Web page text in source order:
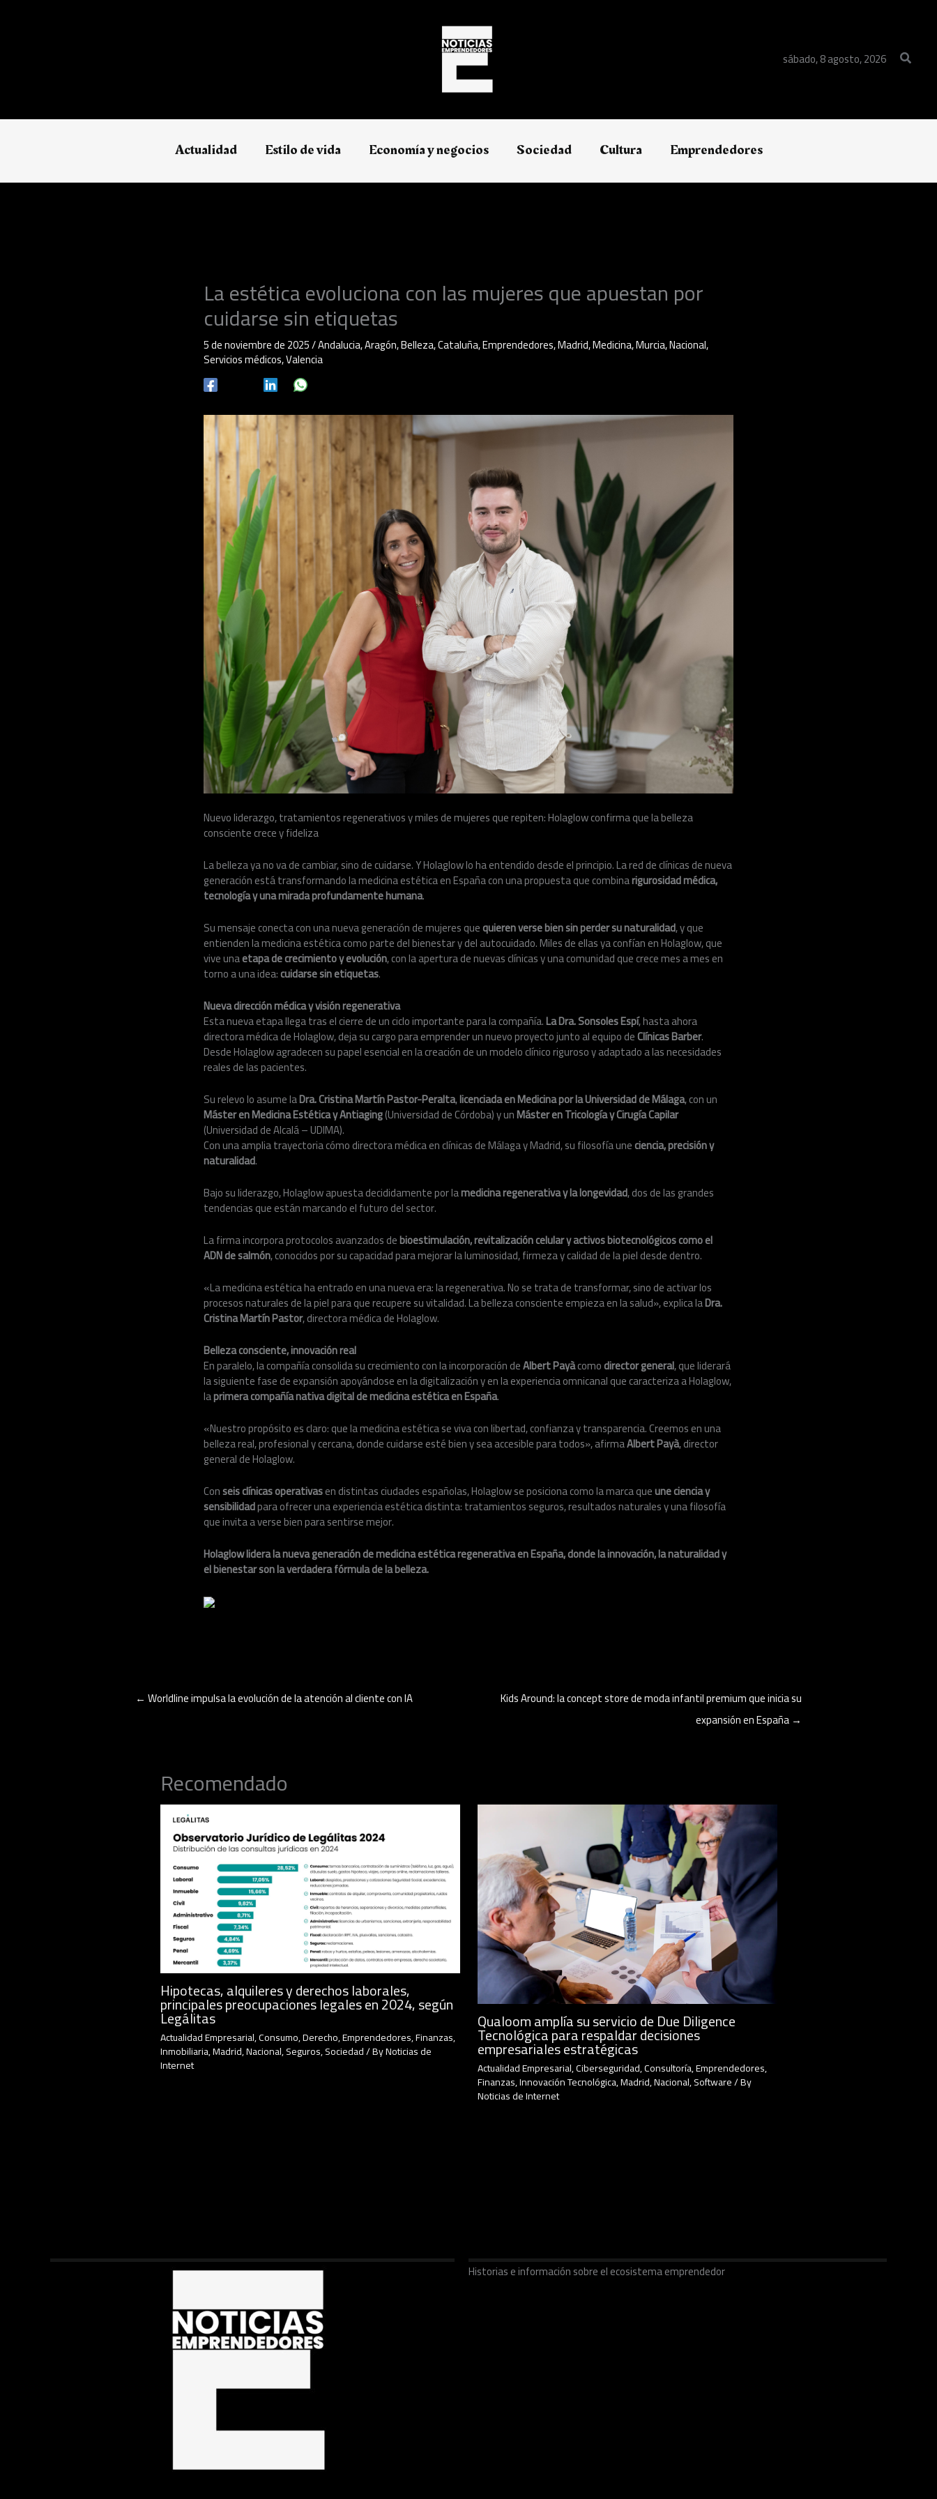
sábado, 8 agosto, 2026
Buscar
Actualidad Estilo de vida Economía y negocios​ Sociedad Cultura Emprendedores
La estética evoluciona con las mujeres que apuestan por
cuidarse sin etiquetas
5 de noviembre de 2025/Andalucia,Aragón,Belleza,Cataluña,Emprendedores,Madrid,Medicina,Murcia,Nacional,
Servicios médicos,Valencia
Nuevo liderazgo, tratamientos regenerativos y miles de mujeres que repiten: Holaglow confirma que la belleza
consciente crece y fideliza
La belleza ya no va de cambiar, sino de cuidarse. Y Holaglow lo ha entendido desde el principio. La red de clínicas de nueva
generación está transformando la medicina estética en España con una propuesta que combinarigurosidad médica,
tecnología y una mirada profundamente humana.
Su mensaje conecta con una nueva generación de mujeres quequieren verse bien sin perder su naturalidad, y que
entienden la medicina estética como parte del bienestar y del autocuidado. Miles de ellas ya confían en Holaglow, que
vive unaetapa de crecimiento y evolución, con la apertura de nuevas clínicas y una comunidad que crece mes a mes en
torno a una idea:cuidarse sin etiquetas.
Nueva dirección médica y visión regenerativa
Esta nueva etapa llega tras el cierre de un ciclo importante para la compañía.La Dra. Sonsoles Espí, hasta ahora
directora médica de Holaglow, deja su cargo para emprender un nuevo proyecto junto al equipo deClínicas Barber.
Desde Holaglow agradecen su papel esencial en la creación de un modelo clínico riguroso y adaptado a las necesidades
reales de las pacientes.
Su relevo lo asume laDra. Cristina Martín Pastor-Peralta,licenciada en Medicina por la Universidad de Málaga, con un
Máster en Medicina Estética y Antiaging(Universidad de Córdoba) y unMáster en Tricología y Cirugía Capilar
(Universidad de Alcalá – UDIMA).
Con una amplia trayectoria cómo directora médica en clínicas de Málaga y Madrid, su filosofía uneciencia, precisión y
naturalidad.
Bajo su liderazgo, Holaglow apuesta decididamente por lamedicina regenerativa y la longevidad, dos de las grandes
tendencias que están marcando el futuro del sector.
La firma incorpora protocolos avanzados debioestimulación, revitalización celular y activos biotecnológicos como el
ADN de salmón, conocidos por su capacidad para mejorar la luminosidad, firmeza y calidad de la piel desde dentro.
«La medicina estética ha entrado en una nueva era: la regenerativa. No se trata de transformar, sino de activar los
procesos naturales de la piel para que recupere su vitalidad. La belleza consciente empieza en la salud», explica laDra.
Cristina Martín Pastor, directora médica de Holaglow.
Belleza consciente, innovación real
En paralelo, la compañía consolida su crecimiento con la incorporación deAlbert Payàcomodirector general, que liderará
la siguiente fase de expansión apoyándose en la digitalización y en la experiencia omnicanal que caracteriza a Holaglow,
laprimera compañía nativa digital de medicina estética en España.
«Nuestro propósito es claro: que la medicina estética se viva con libertad, confianza y transparencia. Creemos en una
belleza real, profesional y cercana, donde cuidarse esté bien y sea accesible para todos», afirmaAlbert Payà, director
general de Holaglow.
Conseis clínicas operativasen distintas ciudades españolas, Holaglow se posiciona como la marca queune ciencia y
sensibilidadpara ofrecer una experiencia estética distinta: tratamientos seguros, resultados naturales y una filosofía
que invita a verse bien para sentirse mejor.
Holaglow lidera la nueva generación de medicina estética regenerativa en España, donde la innovación, la naturalidad y
el bienestar son la verdadera fórmula de la belleza.
← Worldline impulsa la evolución de la atención al cliente con IA
Kids Around: la concept store de moda infantil premium que inicia su
expansión en España →
Recomendado
Hipotecas, alquileres y derechos laborales,
principales preocupaciones legales en 2024, según
Legálitas
Actualidad Empresarial,Consumo,Derecho,Emprendedores,Finanzas,
Inmobiliaria,Madrid,Nacional,Seguros,Sociedad/ ByNoticias de
Internet
Qualoom amplía su servicio de Due Diligence
Tecnológica para respaldar decisiones
empresariales estratégicas
Actualidad Empresarial,Ciberseguridad,Consultoría,Emprendedores,
Finanzas,Innovación Tecnológica,Madrid,Nacional,Software/ By
Noticias de Internet
Historias e información sobre el ecosistema emprendedor